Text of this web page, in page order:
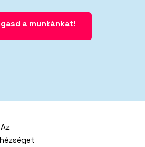
a munkánkat!